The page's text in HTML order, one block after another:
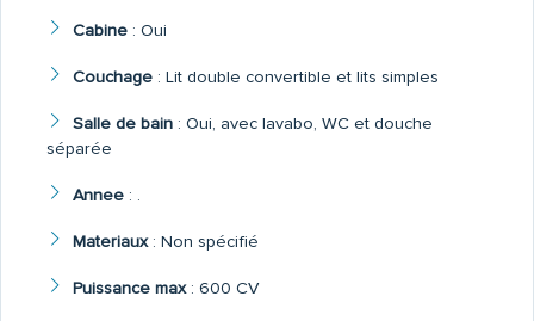
Cabine: Oui
Couchage: Lit double convertible et lits simples
Salle de bain: Oui, avec lavabo, WC et douche
séparée
Annee: .
Materiaux: Non spécifié
Puissance max: 600 CV